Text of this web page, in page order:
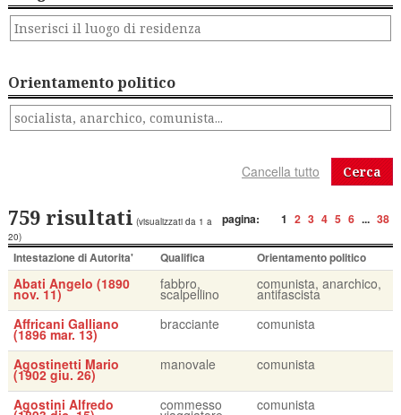
Orientamento politico
Cerca
pagina: 1 2 3 4 5 6 ... 38
759 risultati (visualizzati da 1 a
20)
Intestazione di Autorita' Qualifica Orientamento politico
Abati Angelo (1890
nov. 11)
fabbro,
scalpellino
comunista, anarchico,
antifascista
Affricani Galliano
(1896 mar. 13)
bracciante comunista
Agostinetti Mario
(1902 giu. 26)
manovale comunista
Agostini Alfredo commesso comunista